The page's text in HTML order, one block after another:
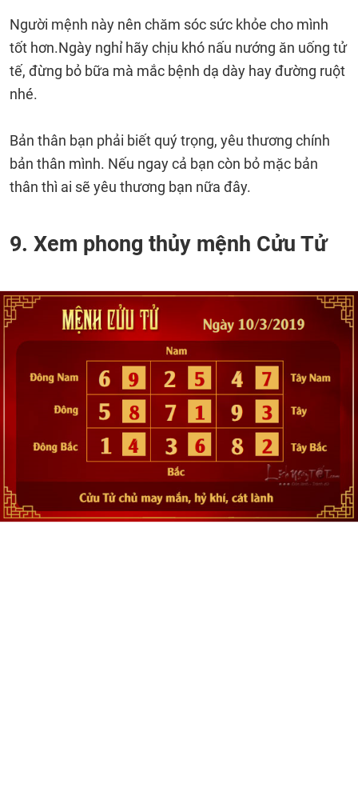
Người mệnh này nên chăm sóc sức khỏe cho mình
tốt hơn.Ngày nghỉ hãy chịu khó nấu nướng ăn uống tử
tế, đừng bỏ bữa mà mắc bệnh dạ dày hay đường ruột
nhé.
Bản thân bạn phải biết quý trọng, yêu thương chính
bản thân mình. Nếu ngay cả bạn còn bỏ mặc bản
thân thì ai sẽ yêu thương bạn nữa đây.
9. Xem phong thủy mệnh Cửu Tử